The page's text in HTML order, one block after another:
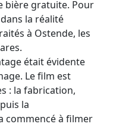
bière gratuite. Pour
la réalité
à Ostende, les
était évidente
Le film est
: la fabrication,
la
commencé à filmer